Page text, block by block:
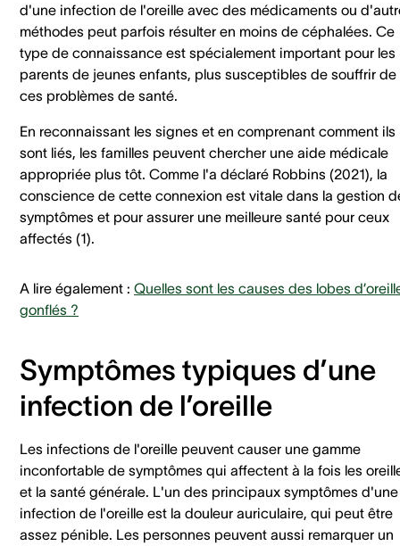
d'une infection de l'oreille avec des médicaments ou
méthodes peut parfois résulter en moins de céphalées. Ce
type de connaissance est spécialement important pour les
parents de jeunes enfants, plus susceptibles de souffrir de
ces problèmes de santé.
En reconnaissant les signes et en comprenant comment ils
sont liés, les familles peuvent chercher une aide médicale
appropriée plus tôt. Comme l'a déclaré Robbins (2021), la
conscience de cette connexion est vitale dans la gestion
symptômes et pour assurer une meilleure santé pour ceux
affectés (1).
A lire également : Quelles sont les causes des lobes
gonflés ?
Symptômes typiques d’une
infection de l’oreille
Les infections de l'oreille peuvent causer une gamme
inconfortable de symptômes qui affectent à la fois les
et la santé générale. L'un des principaux symptômes d'une
infection de l'oreille est la douleur auriculaire, qui peut être
assez pénible. Les personnes peuvent aussi remarquer un